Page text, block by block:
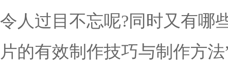
令人过目不忘呢?同时又有哪
片的有效制作技巧与制作方